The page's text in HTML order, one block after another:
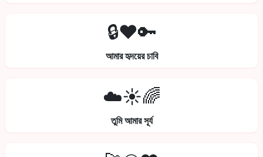
🔒❤️🔑
আমার হৃদয়ের চাবি
☁️☀️🌈
তুমি আমার সূর্য